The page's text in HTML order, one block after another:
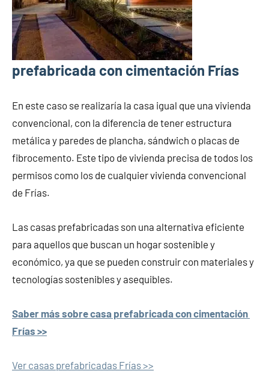
prefabricada con cimentación Frías
En este caso se realizaría la casa igual que una vivienda
convencional, con la diferencia de tener estructura
metálica y paredes de plancha, sándwich o placas de
fibrocemento. Este tipo de vivienda precisa de todos los
permisos como los de cualquier vivienda convencional
de Frías.
Las casas prefabricadas son una alternativa eficiente
para aquellos que buscan un hogar sostenible y
económico, ya que se pueden construir con materiales y
tecnologías sostenibles y asequibles.
Saber más sobre casa prefabricada con cimentación
Frías >>
Ver casas prefabricadas Frías >>